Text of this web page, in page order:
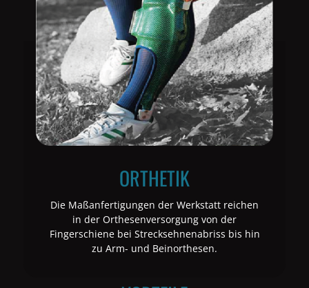
ORTHETIK
Die Maßanfertigungen der Werkstatt reichen
in der Orthesenversorgung von der
Fingerschiene bei Strecksehnenabriss bis hin
zu Arm- und Beinorthesen.